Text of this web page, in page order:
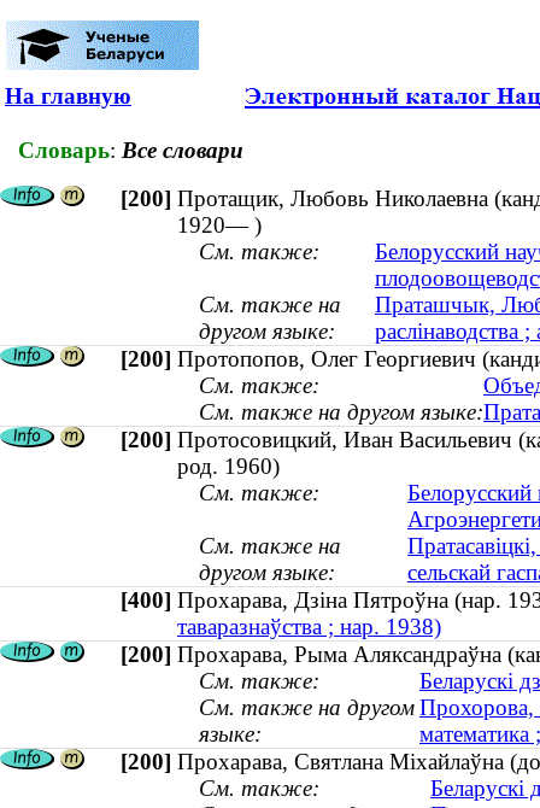
На главную
Словарь: Все словари
[200] Протащик, Любовь Николаевна
1920— )
См. также:
Белорусский
См. также на
другом языке:
Праташчык,
раслінаводства
[200] Протопопов, Олег Георгиевич
См. также:
См. также на другом языке:
[200] Протосовицкий, Иван Васильевич
род. 1960)
См. также:
Белорусский
См. также на
другом языке:
сельскай
[400] Прохарава, Дзіна Пятроўна (нар.
таваразнаўства ; нар. 1938)
[200] Прохарава, Рыма Аляксандраўна
См. также:
Беларускі
См. также на другом
языке:
Прохорова,
[200] Прохарава, Святлана Міхайлаўна
См. также:
Беларускі